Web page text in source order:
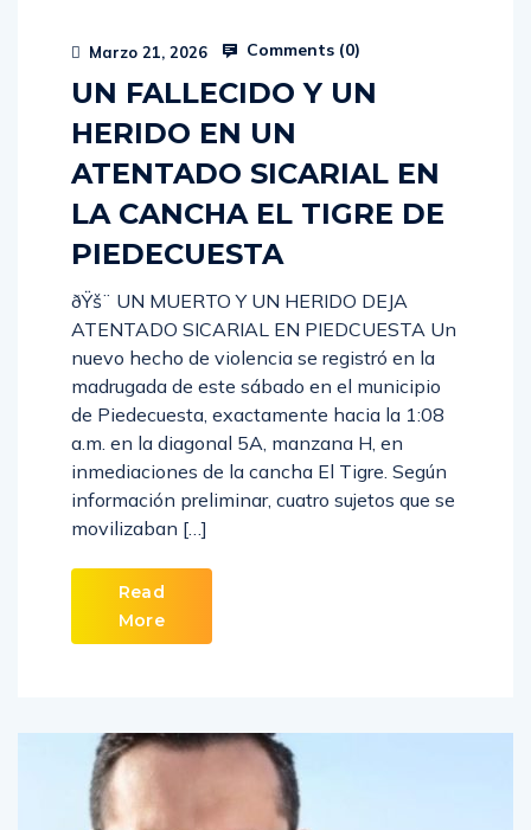
Marzo 21, 2026 Comments (0)
UN FALLECIDO Y UN
HERIDO EN UN
ATENTADO SICARIAL EN
LA CANCHA EL TIGRE DE
PIEDECUESTA
ðŸš¨ UN MUERTO Y UN HERIDO DEJA
ATENTADO SICARIAL EN PIEDCUESTA Un
nuevo hecho de violencia se registró en la
madrugada de este sábado en el municipio
de Piedecuesta, exactamente hacia la 1:08
a.m. en la diagonal 5A, manzana H, en
inmediaciones de la cancha El Tigre. Según
información preliminar, cuatro sujetos que se
movilizaban […]
Read
More